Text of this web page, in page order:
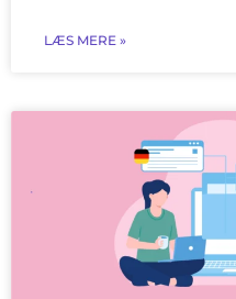
LÆS MERE »